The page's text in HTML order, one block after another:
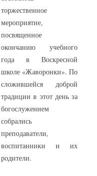
торжественное
мероприятие,
посвященное
окончанию учебного
года в Воскресной
школе «Жаворонки». По
сложившейся доброй
традиции в этот день за
богослужением
собрались
преподаватели,
воспитанники и их
родители.